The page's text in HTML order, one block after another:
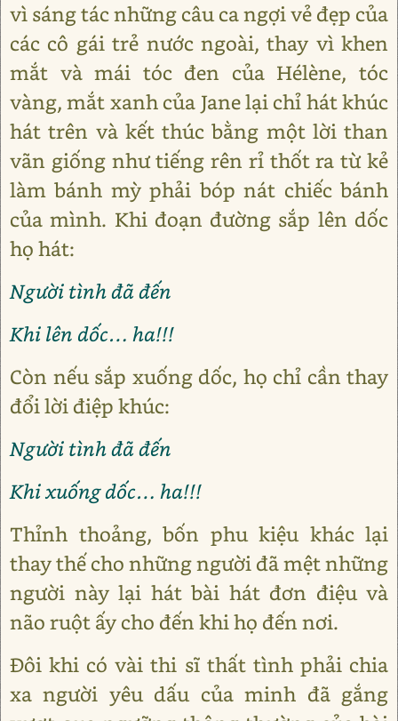
vì sáng tác những câu ca ngợi vẻ đẹp của
các cô gái trẻ nước ngoài, thay vì khen
mắt và mái tóc đen của Hélène, tóc
vàng, mắt xanh của Jane lại chỉ hát khúc
hát trên và kết thúc bằng một lời than
vãn giống như tiếng rên rỉ thốt ra từ kẻ
làm bánh mỳ phải bóp nát chiếc bánh
của mình. Khi đoạn đường sắp lên dốc
họ hát:
Người tình đã đến
Khi lên dốc… ha!!!
Còn nếu sắp xuống dốc, họ chỉ cần thay
đổi lời điệp khúc:
Người tình đã đến
Khi xuống dốc… ha!!!
Thỉnh thoảng, bốn phu kiệu khác lại
thay thế cho những người đã mệt những
người này lại hát bài hát đơn điệu và
não ruột ấy cho đến khi họ đến nơi.
Đôi khi có vài thi sĩ thất tình phải chia
xa người yêu dấu của minh đã gắng